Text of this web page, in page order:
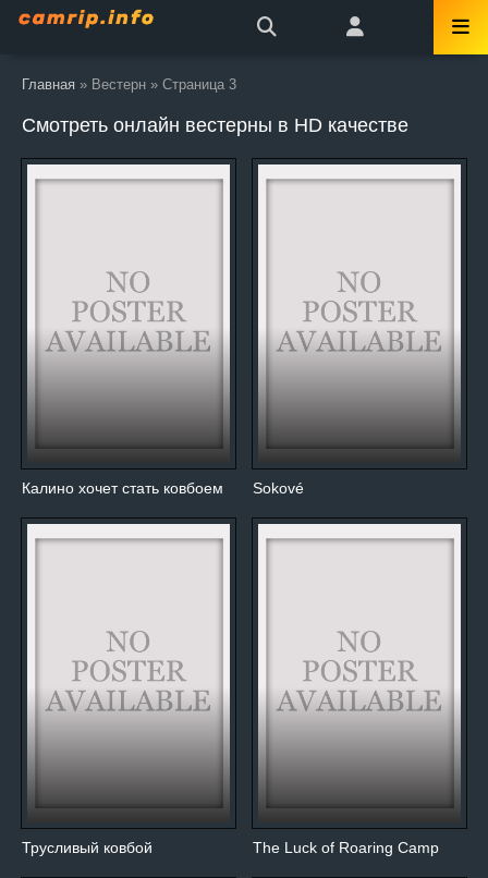
Главная » Вестерн » Страница 3
Смотреть онлайн вестерны в HD качестве
Калино хочет стать ковбоем Sokové
Трусливый ковбой The Luck of Roaring Camp